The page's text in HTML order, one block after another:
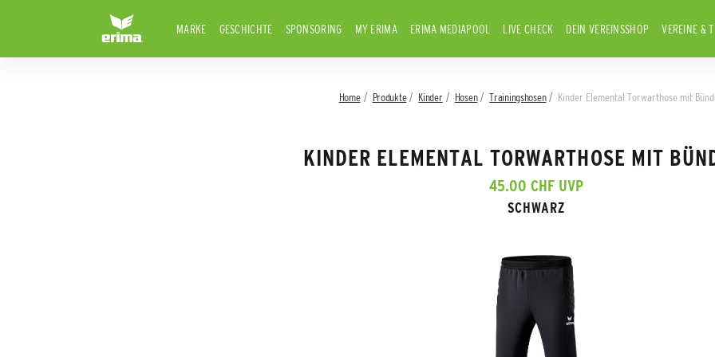
MARKE GESCHICHTE SPONSORING MY ERIMA ERIMA MEDIAPOOL LIVE CHECK DEIN VEREINSSHOP VEREINE &
Home Produkte Kinder Hosen Trainingshosen Kinder Elemental Torwarthose mit
KINDER ELEMENTAL TORWARTHOSE MIT
45.00 CHF UVP
SCHWARZ